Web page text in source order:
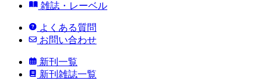
雑誌・レーベル
よくある質問
お問い合わせ
新刊一覧
新刊雑誌一覧